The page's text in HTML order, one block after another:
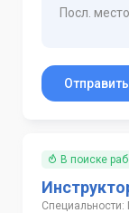
Посл.
В поиске
Специальности: